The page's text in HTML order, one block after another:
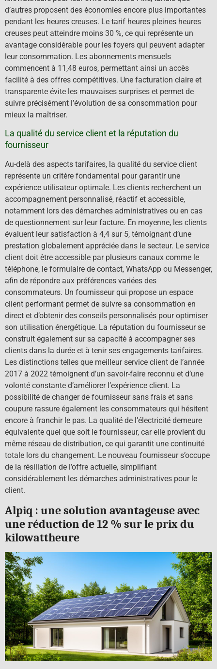
d’autres proposent des économies encore plus importantes
pendant les heures creuses. Le tarif heures pleines heures
creuses peut atteindre moins 30 %, ce qui représente un
avantage considérable pour les foyers qui peuvent adapter
leur consommation. Les abonnements mensuels
commencent à 11,48 euros, permettant ainsi un accès
facilité à des offres compétitives. Une facturation claire et
transparente évite les mauvaises surprises et permet de
suivre précisément l’évolution de sa consommation pour
mieux la maîtriser.
La qualité du service client et la réputation du
fournisseur
Au-delà des aspects tarifaires, la qualité du service client
représente un critère fondamental pour garantir une
expérience utilisateur optimale. Les clients recherchent un
accompagnement personnalisé, réactif et accessible,
notamment lors des démarches administratives ou en cas
de questionnement sur leur facture. En moyenne, les clients
évaluent leur satisfaction à 4,4 sur 5, témoignant d’une
prestation globalement appréciée dans le secteur. Le service
client doit être accessible par plusieurs canaux comme le
téléphone, le formulaire de contact, WhatsApp ou Messenger,
afin de répondre aux préférences variées des
consommateurs. Un fournisseur qui propose un espace
client performant permet de suivre sa consommation en
direct et d’obtenir des conseils personnalisés pour optimiser
son utilisation énergétique. La réputation du fournisseur se
construit également sur sa capacité à accompagner ses
clients dans la durée et à tenir ses engagements tarifaires.
Les distinctions telles que meilleur service client de l’année
2017 à 2022 témoignent d’un savoir-faire reconnu et d’une
volonté constante d’améliorer l’expérience client. La
possibilité de changer de fournisseur sans frais et sans
coupure rassure également les consommateurs qui hésitent
encore à franchir le pas. La qualité de l’électricité demeure
équivalente quel que soit le fournisseur, car elle provient du
même réseau de distribution, ce qui garantit une continuité
totale lors du changement. Le nouveau fournisseur s’occupe
de la résiliation de l’offre actuelle, simplifiant
considérablement les démarches administratives pour le
client.
Alpiq : une solution avantageuse avec
une réduction de 12 % sur le prix du
kilowattheure